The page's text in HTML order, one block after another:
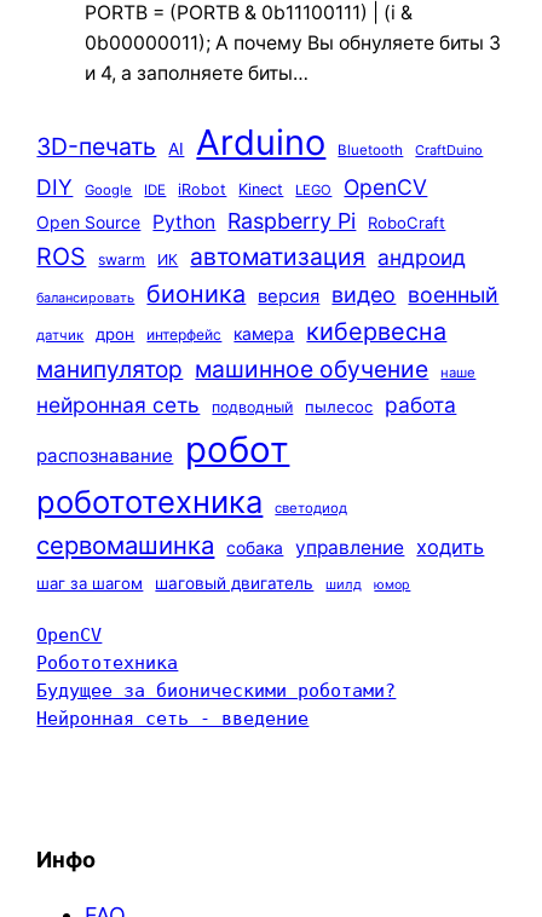
PORTB = (PORTB & 0b11100111) | (i &
0b00000011); А почему Вы обнуляете биты 3
и 4, а заполняете биты…
3D-печать AI Arduino Bluetooth CraftDuino
DIY Google IDE iRobot Kinect LEGO OpenCV
Open Source Python Raspberry Pi RoboCraft
ROS swarm ИК автоматизация андроид
балансировать бионика версия видео военный
датчик дрон интерфейс камера кибервесна
манипулятор машинное обучение наше
нейронная сеть подводный пылесос работа
распознавание робот
робототехника светодиод
сервомашинка собака управление ходить
шаг за шагом шаговый двигатель шилд юмор
OpenCV
Робототехника
Будущее за бионическими роботами?
Нейронная сеть - введение
Инфо